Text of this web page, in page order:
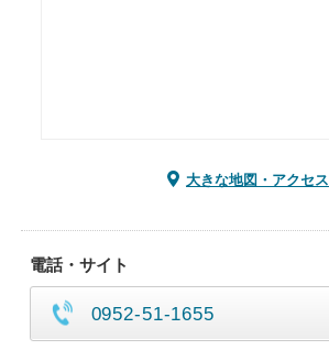
大きな地図・アクセス
電話・サイト
0952-51-1655